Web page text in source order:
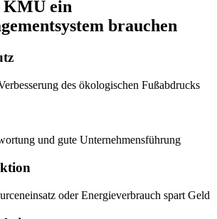
KMU ein
brauchen
des ökologischen Fußabdrucks
und gute Unternehmensführung
oder Energieverbrauch spart Geld